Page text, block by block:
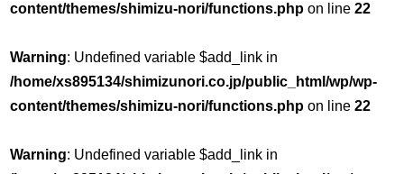
content/themes/shimizu-nori/functions.php on line22
Warning: Undefined variable $add_link in
/home/xs895134/shimizunori.co.jp/public_html/wp/wp-
content/themes/shimizu-nori/functions.php on line22
Warning: Undefined variable $add_link in